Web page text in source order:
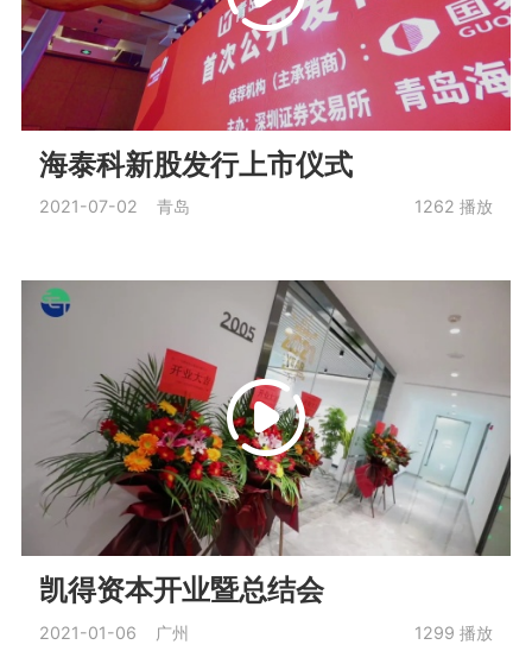
海泰科新股发行上市仪式
2021-07-02 青岛 1262 播放
凯得资本开业暨总结会
2021-01-06 广州 1299 播放